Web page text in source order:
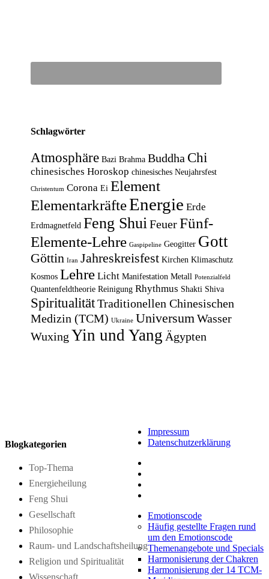
Schlagwörter
Atmosphäre Bazi Brahma Buddha Chi
chinesisches Horoskop chinesisches Neujahrsfest
Christentum Corona Ei Element
ElementarkräfteEnergie Erde
Erdmagnetfeld Feng Shui Feuer Fünf-
Elemente-Lehre Gaspipeline Geogitter Gott
Göttin Iran Jahreskreisfest Kirchen Klimaschutz
Kosmos Lehre Licht Manifestation Metall Potenzialfeld
Quantenfeldtheorie Reinigung Rhythmus Shakti Shiva
Spiritualität Traditionellen Chinesischen
Medizin (TCM) Ukraine Universum Wasser
Wuxing Yin und Yang Ägypten
Blogkategorien
Top-Thema
Energieheilung
Feng Shui
Gesellschaft
Philosophie
Raum- und Landschaftsheilung
Religion und Spiritualität
Impressum
Datenschutzerklärung
Emotionscode
Häufig gestellte Fragen rund
um den Emotionscode
Themenangebote und Specials
Harmonisierung der Chakren
Harmonisierung der 14 TCM-